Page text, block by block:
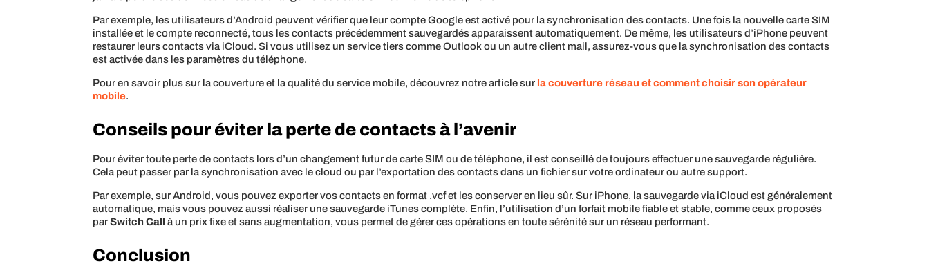
Par exemple, les utilisateurs d’Android peuvent vérifier que leur compte Google est activé pour la synchronisation des contacts. Une fois la nouvelle carte SIM
installée et le compte reconnecté, tous les contacts précédemment sauvegardés apparaissent automatiquement. De même, les utilisateurs d’iPhone peuvent
restaurer leurs contacts via iCloud. Si vous utilisez un service tiers comme Outlook ou un autre client mail, assurez-vous que la synchronisation des contacts
est activée dans les paramètres du téléphone.
Pour en savoir plus sur la couverture et la qualité du service mobile, découvrez notre article sur la couverture réseau et comment choisir son opérateur
mobile.
Conseils pour éviter la perte de contacts à l’avenir
Pour éviter toute perte de contacts lors d’un changement futur de carte SIM ou de téléphone, il est conseillé de toujours effectuer une sauvegarde régulière.
Cela peut passer par la synchronisation avec le cloud ou par l’exportation des contacts dans un fichier sur votre ordinateur ou autre support.
Par exemple, sur Android, vous pouvez exporter vos contacts en format .vcf et les conserver en lieu sûr. Sur iPhone, la sauvegarde via iCloud est généralement
automatique, mais vous pouvez aussi réaliser une sauvegarde iTunes complète. Enfin, l’utilisation d’un forfait mobile fiable et stable, comme ceux proposés
parSwitch Call à un prix fixe et sans augmentation, vous permet de gérer ces opérations en toute sérénité sur un réseau performant.
Conclusion